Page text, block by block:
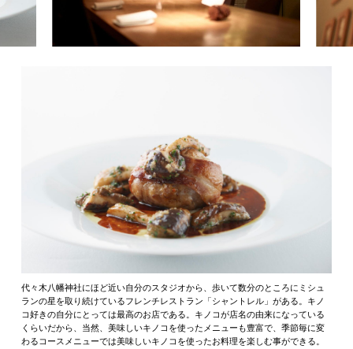
代々木八幡神社にほど近い自分のスタジオから、歩いて数分のところにミシュ
ランの星を取り続けているフレンチレストラン「シャントレル」がある。キノ
コ好きの自分にとっては最高のお店である。キノコが店名の由来になっている
くらいだから、当然、美味しいキノコを使ったメニューも豊富で、季節毎に変
わるコースメニューでは美味しいキノコを使ったお料理を楽しむ事ができる。